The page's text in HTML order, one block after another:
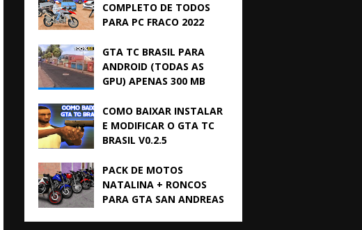
COMPLETO DE TODOS
PARA PC FRACO 2022
GTA TC BRASIL PARA
ANDROID (TODAS AS
GPU) APENAS 300 MB
COMO BAIXAR INSTALAR
E MODIFICAR O GTA TC
BRASIL V0.2.5
PACK DE MOTOS
NATALINA + RONCOS
PARA GTA SAN ANDREAS